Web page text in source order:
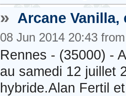
» Arcane
08 Jun 2014 20:43
Rennes - (35000) -
au samedi 12 juillet
hybride.Alan Fertil